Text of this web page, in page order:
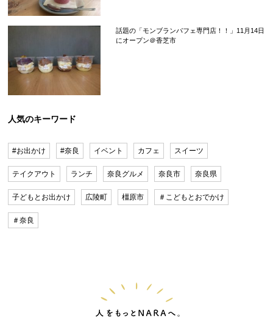
話題の「モンブランパフェ専門店！！」11月14日
にオープン＠香芝市
人気のキーワード
#お出かけ #奈良 イベント カフェ スイーツ
テイクアウト ランチ 奈良グルメ 奈良市 奈良県
子どもとお出かけ 広陵町 橿原市 ＃こどもとおでかけ
＃奈良